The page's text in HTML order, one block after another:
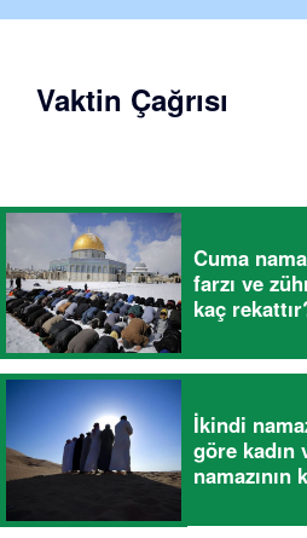
Vaktin Çağrısı
Cuma
farzı ve
kaç
İkindi
göre
namazının